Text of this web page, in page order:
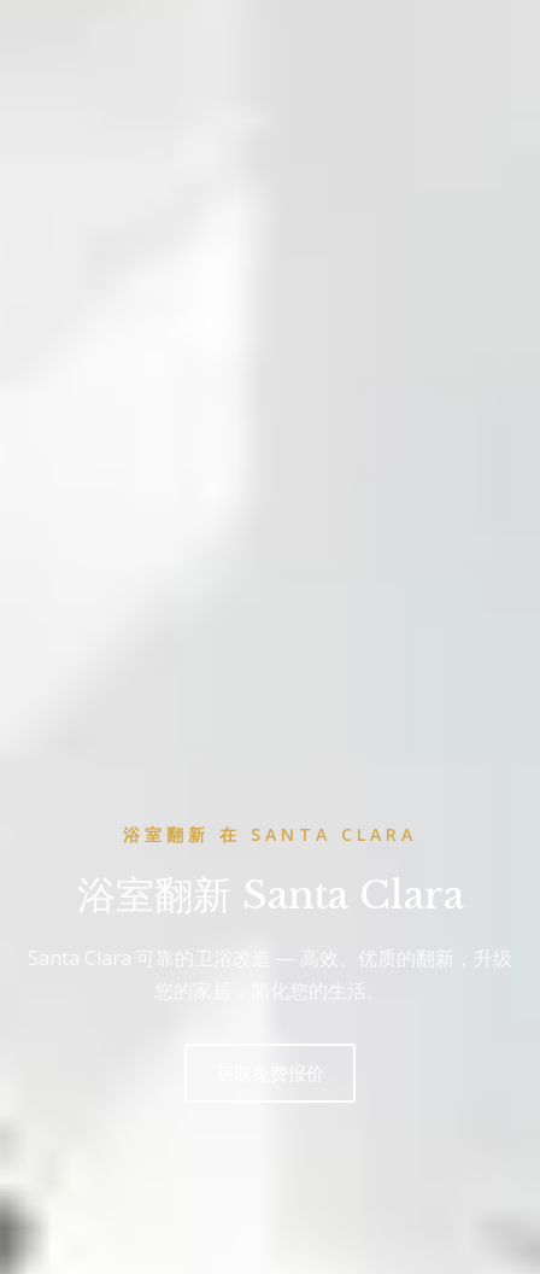
浴室翻新 在 SANTA CLARA
浴室翻新 Santa Clara
Santa Clara 可靠的卫浴改造 — 高效、优质的翻新，升级
您的家居，简化您的生活。
获取免费报价